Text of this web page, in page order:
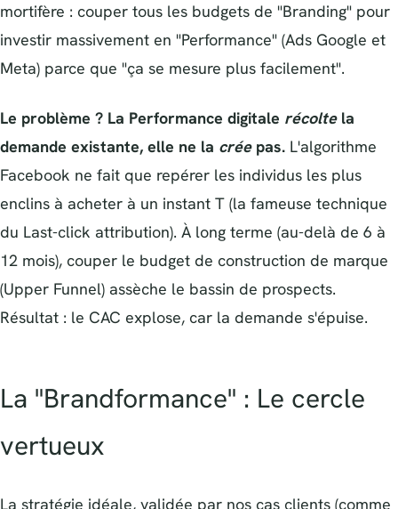
mortifère : couper tous les budgets de "Branding" pour
investir massivement en "Performance" (Ads Google et
Meta) parce que "ça se mesure plus facilement".
Le problème ? La Performance digitale récoltela
demande existante, elle ne la créepas. L'algorithme
Facebook ne fait que repérer les individus les plus
enclins à acheter à un instant T (la fameuse technique
du Last-click attribution). À long terme (au-delà de 6 à
12 mois), couper le budget de construction de marque
(Upper Funnel) assèche le bassin de prospects.
Résultat : le CAC explose, car la demande s'épuise.
La "Brandformance" : Le cercle
vertueux
La stratégie idéale, validée par nos cas clients (comme